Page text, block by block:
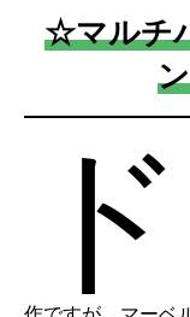
☆マルチ
ド